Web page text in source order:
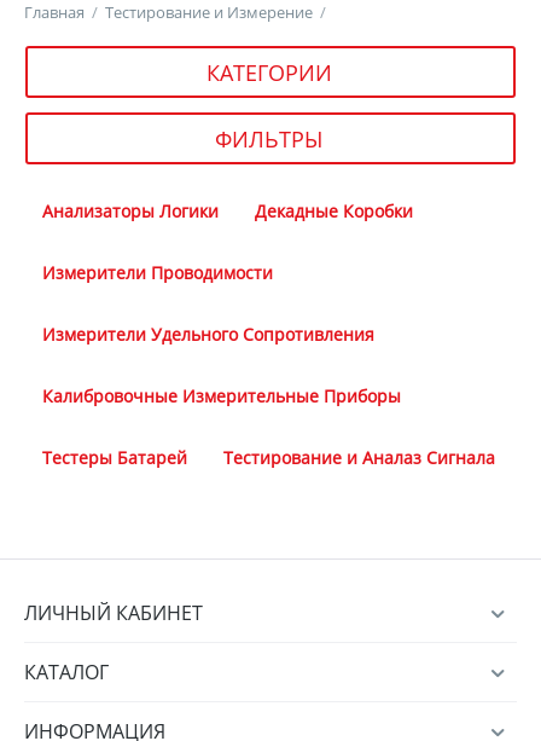
Главная / Тестирование и Измерение /
КАТЕГОРИИ
ФИЛЬТРЫ
Анализаторы Логики Декадные Коробки
Измерители Проводимости
Измерители Удельного Сопротивления
Калибровочные Измерительные Приборы
Тестеры Батарей Тестирование и Аналаз Сигнала
ЛИЧНЫЙ КАБИНЕТ
КАТАЛОГ
ИНФОРМАЦИЯ